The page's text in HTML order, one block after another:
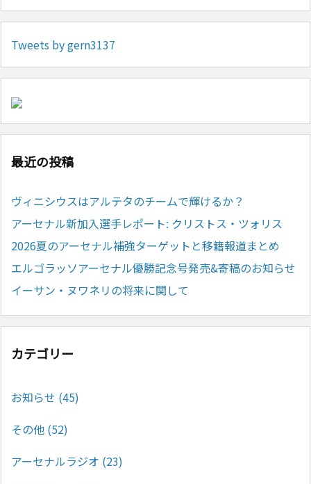
Tweets by gern3137
最近の投稿
ヴィニシウスはアルテタのチームで輝けるか？
アーセナル新加入選手レポート: クリストス・ツォリス
2026夏のアーセナル補強ターゲットと移籍報道まとめ
エルゴラッソアーセナル優勝記念号発売&寄稿のお知らせ
イーサン・ヌワネリの将来に関して
カテゴリー
お知らせ (45)
その他 (52)
アーセナルラジオ (23)